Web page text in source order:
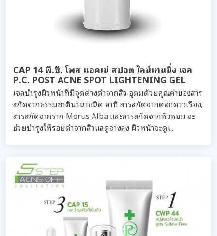
CAP 14 พี.ซี. โพส แอคเน่ สปอต ไลน์เทนนิ่ง เจล
P.C. POST ACNE SPOT LIGHTENING GEL
เจลบำรุงผิวหน้าที่มีจุดด่างดำจากสิว อุดมด้วยคุณค่าของสาร
สกัดจากธรรมชาตินานาชนิด อาทิ สารสกัดจากดอกดาวเรือง,
สารสกัดจากราก Morus Alba และสารสกัดจากหัวหอม จะ
ช่วยบำรุงให้รอยดำจากสิวแลดูจางลง ผิวหน้าจะดูเ...